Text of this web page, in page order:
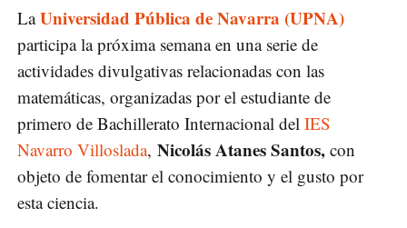
LaUniversidad Pública de Navarra (UPNA)
participa la próxima semana en una serie de
actividades divulgativas relacionadas con las
matemáticas, organizadas por el estudiante de
primero de Bachillerato Internacional del IES
Navarro Villoslada, Nicolás Atanes Santos, con
objeto de fomentar el conocimiento y el gusto por
esta ciencia.